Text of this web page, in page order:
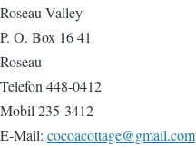
Roseau Valley
P. O. Box 16 41
Roseau
Telefon 448-0412
Mobil 235-3412
E-Mail: cocoacottage@gmail.com